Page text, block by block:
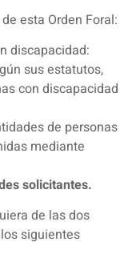
esta Orden Foral:
discapacidad:
sus estatutos,
con discapacidad
de personas
mediante
solicitantes.
de las dos
siguientes